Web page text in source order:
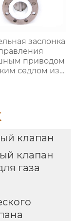
заслонка
приводом
седлом из
клапан
клапан
газа